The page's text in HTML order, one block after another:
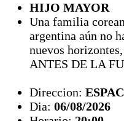
HIJO MAYOR
Una familia
argentina aún no
nuevos
ANTES DE LA
Direccion:
Dia: 06/08/2026